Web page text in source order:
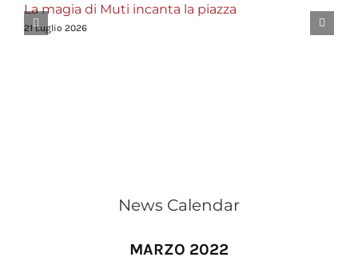
La magia di Muti incanta la piazza
21 Luglio 2026
News Calendar
MARZO 2022